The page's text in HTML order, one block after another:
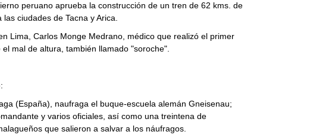
peruano aprueba la construcción de un tren de 62 kms. de
las ciudades de Tacna y Arica.
Lima, Carlos Monge Medrano, médico que realizó el primer
mal de altura, también llamado "soroche".
:
(España), naufraga el buque-escuela alemán Gneisenau;
y varios oficiales, así como una treintena de
que salieron a salvar a los náufragos.